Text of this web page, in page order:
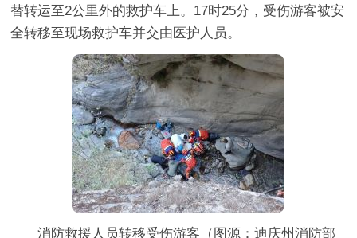
替转运至2公里外的救护车上。17时25分，受伤游客被安
全转移至现场救护车并交由医护人员。
消防救援人员转移受伤游客（图源：迪庆州消防部